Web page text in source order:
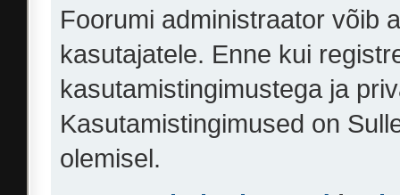
Foorumi administraator võib
kasutajatele. Enne kui
kasutamistingimustega ja
Kasutamistingimused on
olemisel.